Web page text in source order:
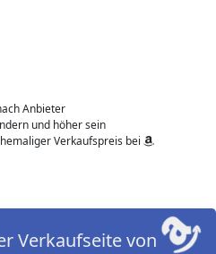
Anbieter
und höher sein
Verkaufspreis bei
Verkaufseite von